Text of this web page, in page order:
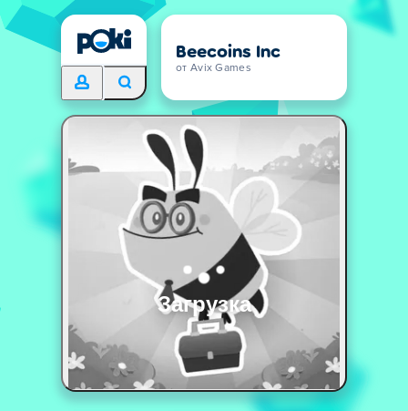
Beecoins Inc
от Avix Games
Загрузка